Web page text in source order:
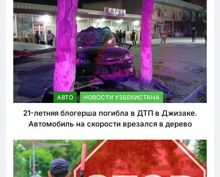
АВТО НОВОСТИ УЗБЕКИСТАНА
21-летняя блогерша погибла в ДТП в Джизаке.
Автомобиль на скорости врезался в дерево